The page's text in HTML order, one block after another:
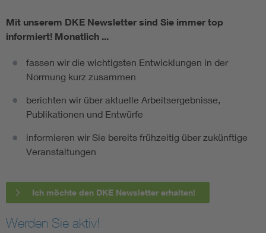
Mit unserem DKE Newsletter sind Sie immer top
informiert! Monatlich ...
fassen wir die wichtigsten Entwicklungen in der
Normung kurz zusammen
berichten wir über aktuelle Arbeitsergebnisse,
Publikationen und Entwürfe
informieren wir Sie bereits frühzeitig über zukünftige
Veranstaltungen
Ich möchte den DKE Newsletter erhalten!
Werden Sie aktiv!